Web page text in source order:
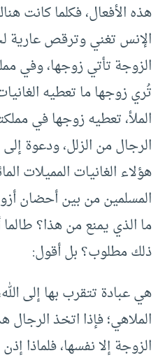
هذه الأفعال، فكلما كانت
الإنس تغني وترقص عارية
الزوجة تأتي زوجها، وفي
تُري زوجها ما تعطيه
الملأ، تعطيه زوجها في
الرجال من الزلل، ودعوة
هؤلاء الغانيات المميلات
المسلمين من بين أحضان
ما الذي يمنع من هذا؟
ذلك مطلوب؟ بل أقول:
هي عبادة تتقرب بها إلى
الملاهي؛ فإذا اتخذ الرجال
الزوجة إلا نفسها، فلماذا